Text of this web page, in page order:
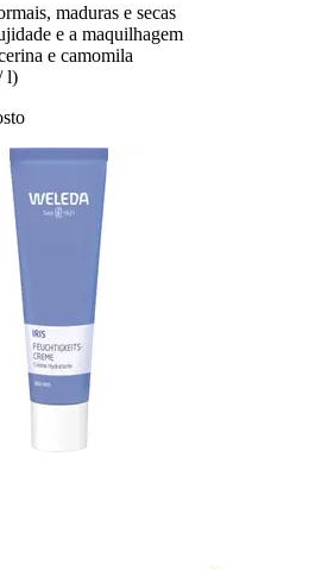
maduras e secas
e a maquilhagem
e camomila
l)